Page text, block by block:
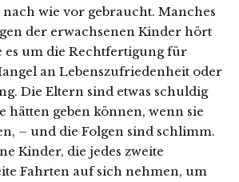
nach wie vor gebraucht. Manches
der erwachsenen Kinder hört
es um die Rechtfertigung für
an Lebenszufriedenheit oder
Die Eltern sind etwas schuldig
hätten geben können, wenn sie
– und die Folgen sind schlimm.
Kinder, die jedes zweite
Fahrten auf sich nehmen, um